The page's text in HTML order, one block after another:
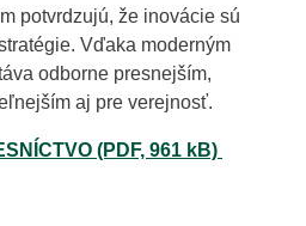
potvrdzujú, že inovácie sú
Vďaka moderným
odborne presnejším,
aj pre verejnosť.
(PDF, 961 kB)